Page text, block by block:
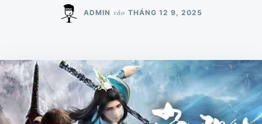
ADMIN vào THÁNG 12 9, 2025